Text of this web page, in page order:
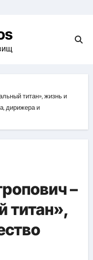
титан», жизнь и
дирижера и
–
титан»,